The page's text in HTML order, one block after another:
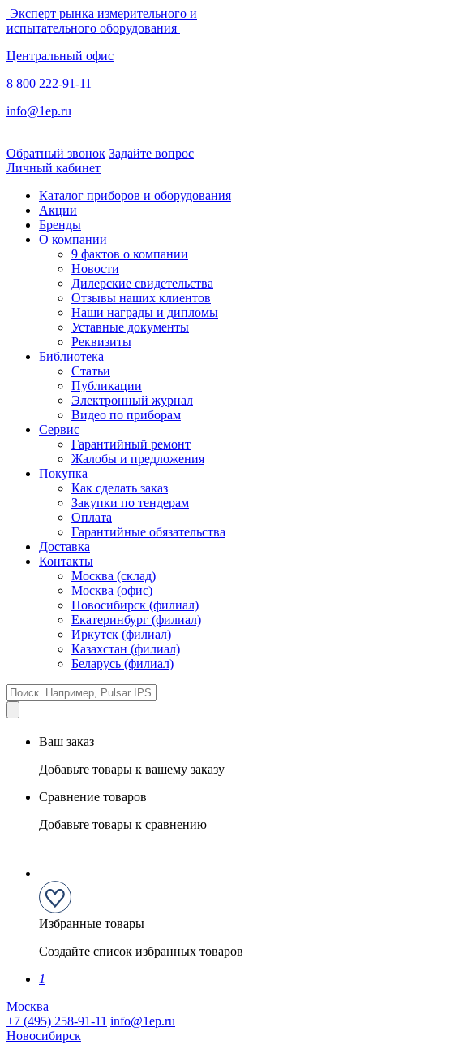
Эксперт рынка измерительного и
испытательного оборудования
Центральный офис
8 800 222-91-11
info@1ep.ru
Обратный звонок Задайте вопрос
Личный кабинет
Каталог приборов и оборудования
Акции
Бренды
О компании
9 фактов о компании
Новости
Дилерские свидетельства
Отзывы наших клиентов
Наши награды и дипломы
Уставные документы
Реквизиты
Библиотека
Статьи
Публикации
Электронный журнал
Видео по приборам
Сервис
Гарантийный ремонт
Жалобы и предложения
Покупка
Как сделать заказ
Закупки по тендерам
Оплата
Гарантийные обязательства
Доставка
Контакты
Москва (склад)
Москва (офис)
Новосибирск (филиал)
Екатеринбург (филиал)
Иркутск (филиал)
Казахстан (филиал)
Беларусь (филиал)
Ваш заказ
Добавьте товары к вашему заказу
Сравнение товаров
Добавьте товары к сравнению
Избранные товары
Создайте список избранных товаров
1
Москва
+7 (495) 258-91-11 info@1ep.ru
Новосибирск